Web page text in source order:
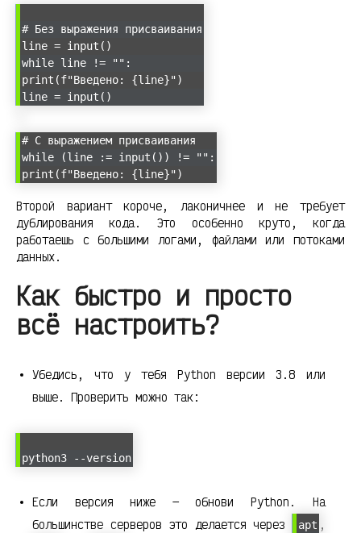
# Без выражения присваивания
line = input()
while line != "":
print(f"Введено: {line}")
line = input()
# С выражением присваивания
while (line := input()) != "":
print(f"Введено: {line}")
Второй вариант короче, лаконичнее и не требует
дублирования кода. Это особенно круто, когда
работаешь с большими логами, файлами или потоками
данных.
Как быстро и просто
всё настроить?
Убедись, что у тебя Python версии 3.8 или
выше. Проверить можно так:
python3 --version
Если версия ниже — обнови Python. На
большинстве серверов это делается через
apt ,